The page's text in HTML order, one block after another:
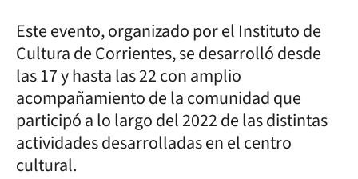
Este evento, organizado por el Instituto de
Cultura de Corrientes, se desarrolló desde
las 17 y hasta las 22 con amplio
acompañamiento de la comunidad que
participó a lo largo del 2022 de las distintas
actividades desarrolladas en el centro
cultural.